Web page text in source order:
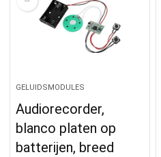
GELUIDSMODULES
Audiorecorder,
blanco platen op
batterijen, breed